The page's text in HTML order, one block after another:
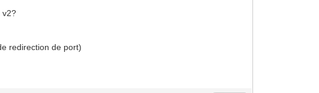
v2?
redirection de port)